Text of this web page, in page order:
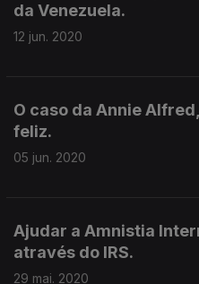
da Venezuela.
12 jun. 2020
O caso da Annie
feliz.
05 jun. 2020
Ajudar a Amnistia
através do IRS.
29 mai. 2020